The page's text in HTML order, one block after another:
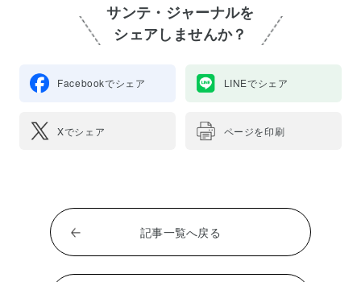
サンテ・ジャーナルを
シェアしませんか？
Facebookでシェア LINEでシェア
Xでシェア ページを印刷
記事一覧へ戻る